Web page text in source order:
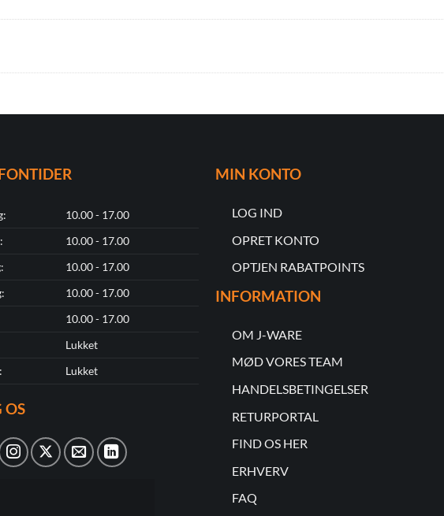
10.00 - 17.00
10.00 - 17.00
10.00 - 17.00
10.00 - 17.00
10.00 - 17.00
Lukket
Lukket
OS
MIN KONTO
LOG IND
OPRET KONTO
OPTJEN RABATPOINTS
INFORMATION
OM J-WARE
MØD VORES TEAM
HANDELSBETINGELSER
RETURPORTAL
FIND OS HER
ERHVERV
FAQ